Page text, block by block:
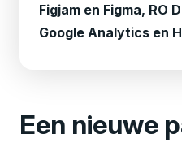
Een nieuwe
Figjam en Figma, RO
Google Analytics en